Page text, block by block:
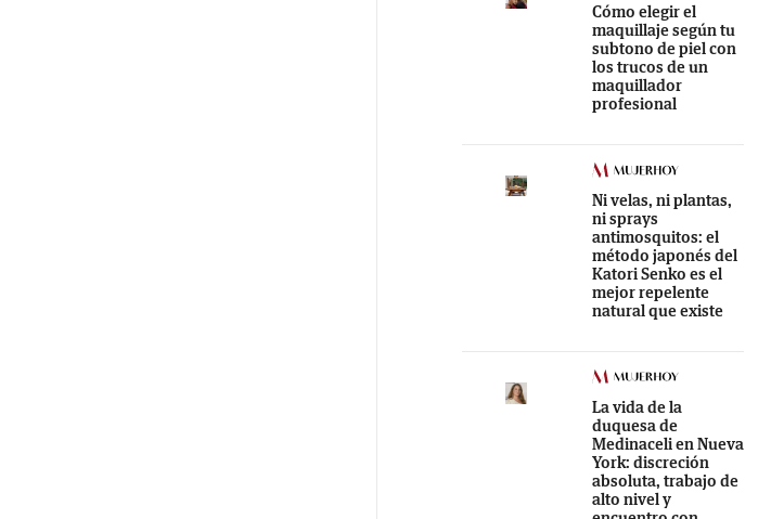
Cómo elegir el
maquillaje según tu
subtono de piel con
los trucos de un
maquillador
profesional
Ni velas, ni plantas,
ni sprays
antimosquitos: el
método japonés del
Katori Senko es el
mejor repelente
natural que existe
La vida de la
duquesa de
Medinaceli en Nueva
York: discreción
absoluta, trabajo de
alto nivel y